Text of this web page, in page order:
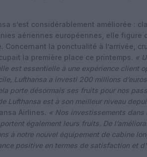
s’est considérablement améliorée :
aériennes européennes, elle figure
Concernant la ponctualité à l’arrivée,
la première place ce printemps. «
est essentielle à une expérience client
Lufthansa a investi 200 millions
porte désormais ses fruits pour nos
Lufthansa est à son meilleur niveau
Airlines. « Nos investissements dans
également leurs fruits. De
à notre nouvel équipement de cabine
positive en termes de satisfaction et